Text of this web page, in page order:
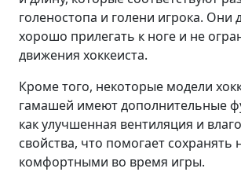
голеностопа и голени игрока. Они
хорошо прилегать к ноге и не
движения хоккеиста.
Кроме того, некоторые модели
гамашей имеют дополнительные
как улучшенная вентиляция и
свойства, что помогает сохранять
комфортными во время игры.